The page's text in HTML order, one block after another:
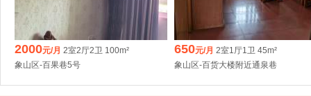
2000元/月 2室2厅2卫 100m²
象山区-百果巷5号
650元/月 2室1厅1卫 45m²
象山区-百货大楼附近通泉巷